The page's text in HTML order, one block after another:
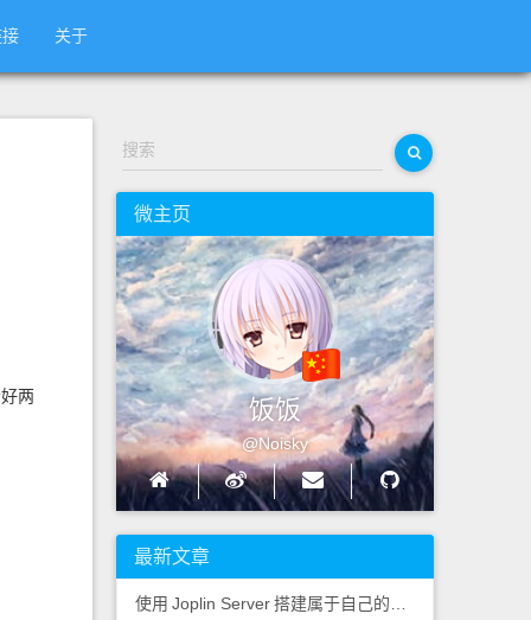
关于
两
搜索
微主页
饭饭
@Noisky
最新文章
使用 Joplin Server搭建属于自己的私有云笔记